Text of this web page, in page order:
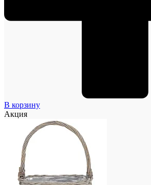
В корзину
Акция